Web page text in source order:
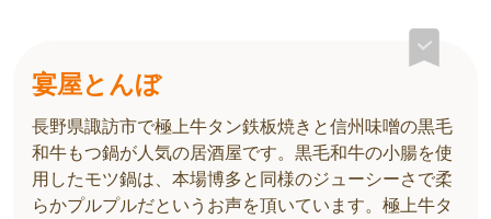
宴屋とんぼ
長野県諏訪市で極上牛タン鉄板焼きと信州味噌の黒毛
和牛もつ鍋が人気の居酒屋です。黒毛和牛の小腸を使
用したモツ鍋は、本場博多と同様のジューシーさで柔
らかプルプルだというお声を頂いています。極上牛タ